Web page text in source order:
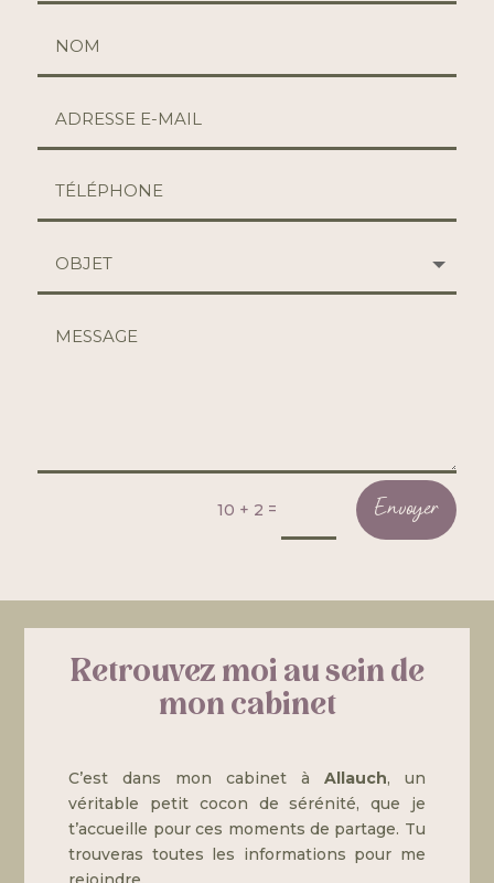
10 + 2 = Envoyer
Retrouvez moi au sein de
mon cabinet
C’est dans mon cabinet à Allauch, un
véritable petit cocon de sérénité, que je
t’accueille pour ces moments de partage. Tu
trouveras toutes les informations pour me